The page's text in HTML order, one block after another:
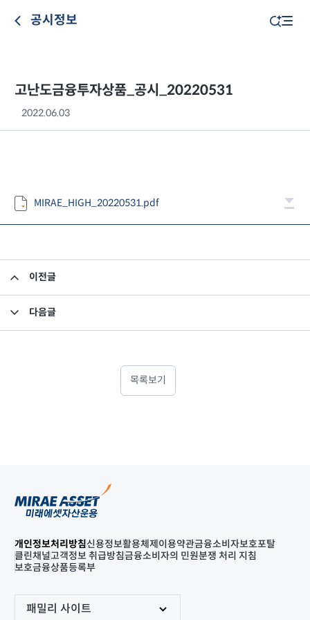
공시정보
고난도금융투자상품_공시_20220531
2022.06.03
MIRAE_HIGH_20220531.pdf
이전글
다음글
목록보기
개인정보처리방침신용정보활용체제 이용약관금융소비자보호포탈
클린채널고객정보 취급방침금융소비자의 민원분쟁 처리 지침
보호금융상품등록부
패밀리 사이트